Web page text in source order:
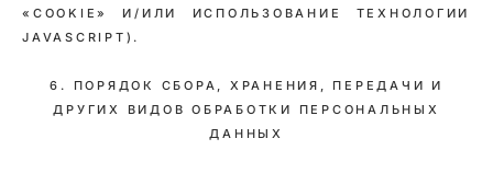
«COOKIE» И/ИЛИ ИСПОЛЬЗОВАНИЕ ТЕХНОЛОГИИ
JAVASCRIPT).
6. ПОРЯДОК СБОРА, ХРАНЕНИЯ, ПЕРЕДАЧИ И
ДРУГИХ ВИДОВ ОБРАБОТКИ ПЕРСОНАЛЬНЫХ
ДАННЫХ